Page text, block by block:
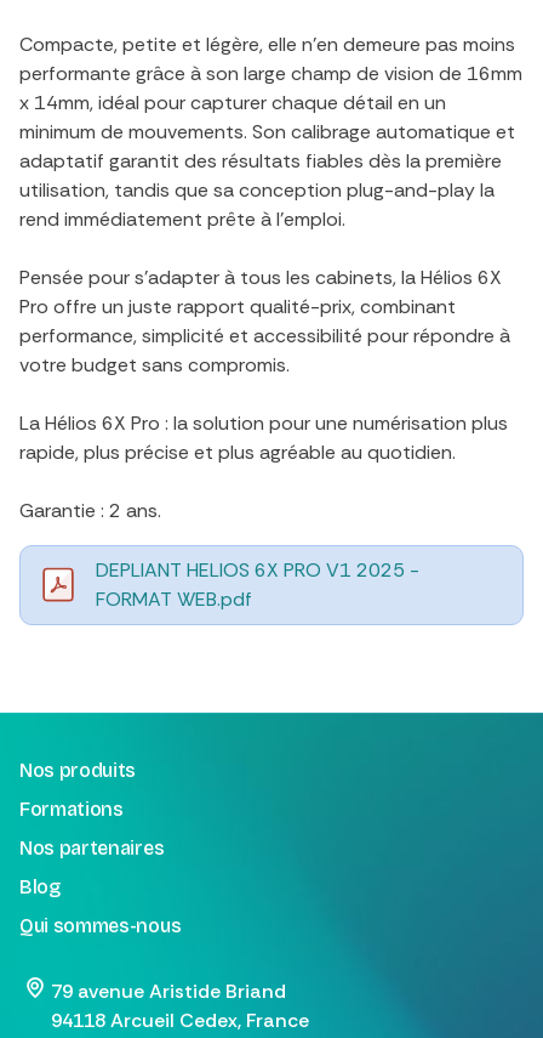
Compacte, petite et légère, elle n’en demeure pas moins
performante grâce à son large champ de vision de 16mm
x 14mm, idéal pour capturer chaque détail en un
minimum de mouvements. Son calibrage automatique et
adaptatif garantit des résultats fiables dès la première
utilisation, tandis que sa conception plug-and-play la
rend immédiatement prête à l’emploi.
Pensée pour s’adapter à tous les cabinets, la Hélios 6X
Pro offre un juste rapport qualité-prix, combinant
performance, simplicité et accessibilité pour répondre à
votre budget sans compromis.
La Hélios 6X Pro : la solution pour une numérisation plus
rapide, plus précise et plus agréable au quotidien.
​Garantie : 2 ans.
DEPLIANT HELIOS 6X PRO V1 2025 -
FORMAT WEB.pdf
Nos produits
Formations
Nos partenaires
Blog
Qui sommes-nous
79 avenue Aristide Briand
94118 Arcueil Cedex, France